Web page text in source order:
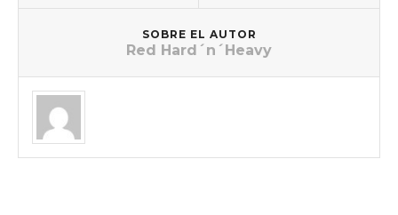
SOBRE EL AUTOR
Red Hard´n´Heavy